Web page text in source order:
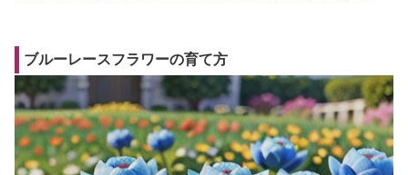
ブルーレースフラワーの育て方